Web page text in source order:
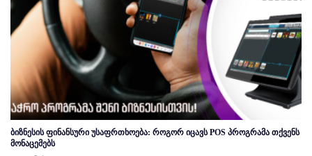
ბიზნესის ფინანსური უსაფრთხოება: როგორ იცავს POS პროგრამა თქვენს
მონაცემებს